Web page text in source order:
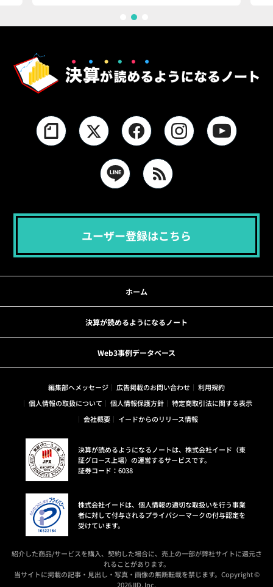
ユーザー登録はこちら
ホーム
決算が読めるようになるノート
Web3事例データベース
編集部へメッセージ 広告掲載のお問い合わせ
利用規約
個人情報の取扱について
個人情報保護方針
特定商取引法に関する表示
会社概要
イードからのリリース情報
決算が読めるようになるノートは、株式会社イード（東
証グロース上場）の運営するサービスです。
証券コード：6038
株式会社イードは、個人情報の適切な取扱いを行う事業
者に対して付与されるプライバシーマークの付与認定を
受けています。
紹介した商品/サービスを購入、契約した場合に、売上の一部が弊社サイトに還元さ
れることがあります。
当サイトに掲載の記事・見出し・写真・画像の無断転載を禁じます。Copyright ©
2026 IID, Inc.